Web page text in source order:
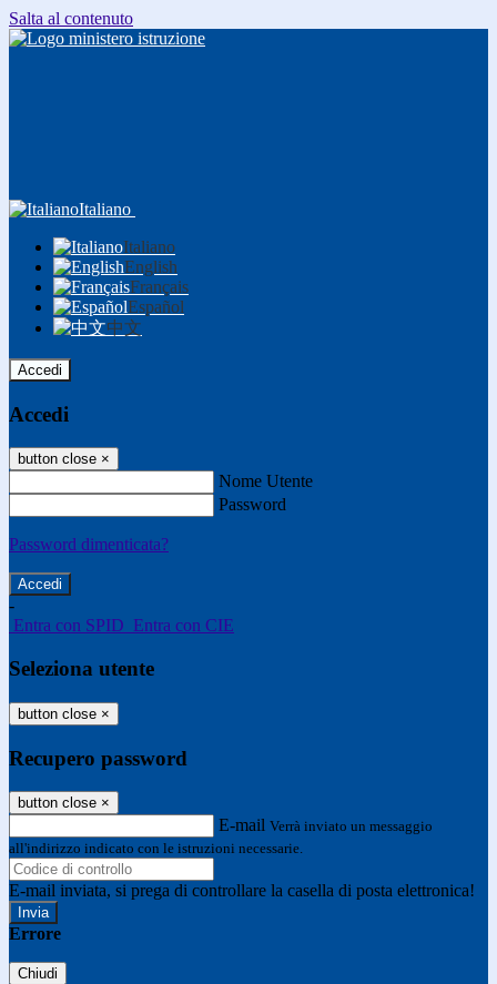
Salta al contenuto
Italiano
Italiano
English
Français
Español
中文
Accedi
Accedi
button close ×
Nome Utente
Password
Password dimenticata?
-
Entra con SPID Entra con CIE
Seleziona utente
button close ×
Recupero password
button close ×
E-mail Verrà inviato un messaggio
all'indirizzo indicato con le istruzioni necessarie.
E-mail inviata, si prega di controllare la casella di posta elettronica!
Errore
Chiudi